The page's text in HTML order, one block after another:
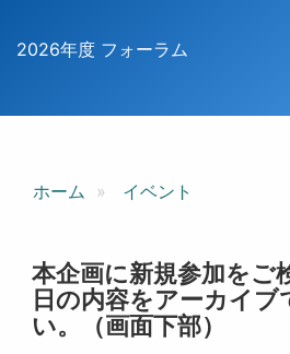
2026年度 フォーラム
ホーム イベント
本企画に新規参加をご
日の内容をアーカイブ
い。（画面下部）